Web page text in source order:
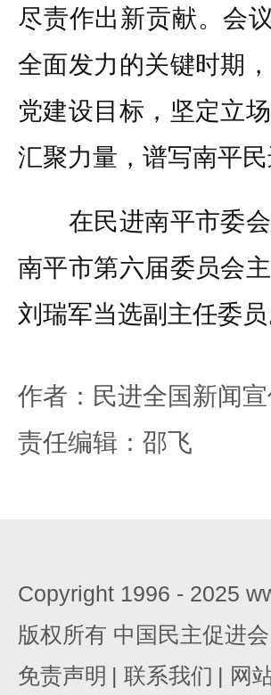
尽责作出新贡献。会
全面发力的关键时期
党建设目标，坚定立
汇聚力量，谱写南平
在民进南平市委会
南平市第六届委员会
刘瑞军当选副主任委员
作者：民进全国新闻
责任编辑：邵飞
Copyright 1996 - 2025
版权所有 中国民主促进会
免责声明 | 联系我们 | 网